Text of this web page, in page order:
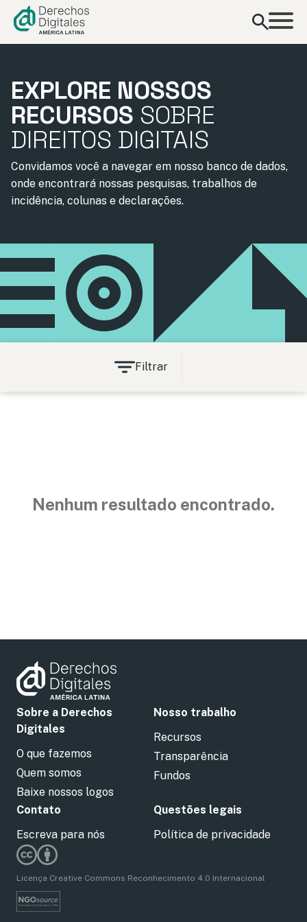
conteúdo
EXPLORE NOSSOS
RECURSOS SOBRE
DIREITOS DIGITAIS
Convidamos você a navegar em nosso banco de dados,
onde encontrará nossas pesquisas, trabalhos de
incidência, colunas e declarações.
Filtrar
Nenhum resultado encontrado.
Sobre a Derechos
Digitales
O que fazemos
Quem somos
Baixe nossos logos
Nosso trabalho
Recursos
Transparência
Fundos
Contato
Escreva para nós
Questões legais
Política de privacidade
Licença Creative Commons Reconhecimento 4.0 Internacional